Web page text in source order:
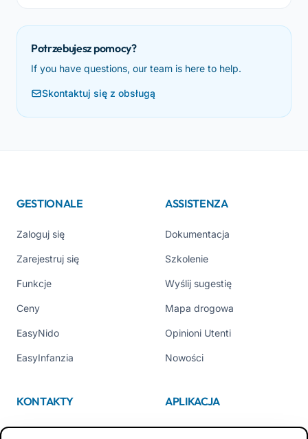
Potrzebujesz pomocy?
If you have questions, our team is here to help.
Skontaktuj się z obsługą
GESTIONALE
Zaloguj się
Zarejestruj się
Funkcje
Ceny
EasyNido
EasyInfanzia
ASSISTENZA
Dokumentacja
Szkolenie
Wyślij sugestię
Mapa drogowa
Opinioni Utenti
Nowości
KONTAKTY
Kim jesteśmy
APLIKACJA
App Store